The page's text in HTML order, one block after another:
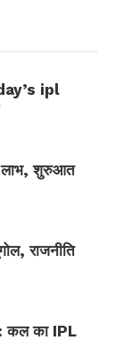
ipl
लाभ, शुरुआत
राजनीति
का IPL